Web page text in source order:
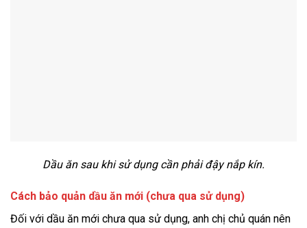
Dầu ăn sau khi sử dụng cần phải đậy nắp kín.
Cách bảo quản dầu ăn mới (chưa qua sử dụng)
Đối với dầu ăn mới chưa qua sử dụng, anh chị chủ quán nên